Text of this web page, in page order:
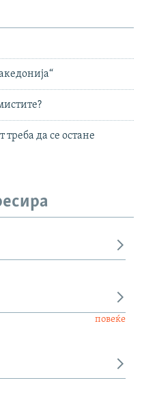
да се остане
повеќе